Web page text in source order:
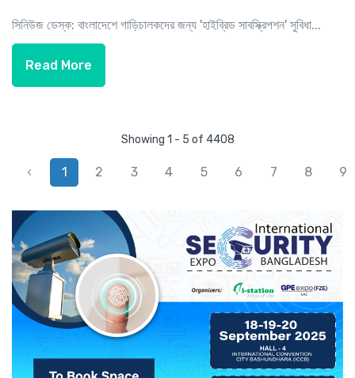
সিনিউজ ডেস্ক: বাংলাদেশে গাড়িচালকদের জন্য 'হাইব্রিড সাবস্ক্রিপশন' সুবিধা...
Read More
Showing 1 - 5 of 4408
‹ 1 2 3 4 5 6 7 8 9